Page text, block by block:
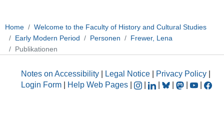
Home
Welcome to the Faculty of History and Cultural Studies
Early Modern Period
Personen
Frewer, Lena
Publikationen
Notes on Accessibility Legal Notice Privacy Policy
Login Form
Help Web Pages